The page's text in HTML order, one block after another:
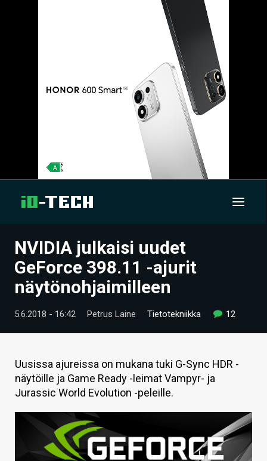
UUTISET
ARTIKKELIT
VIDEOT
TECHBBS
TIETOA
HINTA.FI
VAIHDA TEEMA
NVIDIA julkaisi uudet
GeForce 398.11 -ajurit
näytönohjaimilleen
5.6.2018 - 16:42 Petrus Laine Tietotekniikka 12
Uusissa ajureissa on mukana tuki G-Sync HDR -
näytöille ja Game Ready -leimat Vampyr- ja
Jurassic World Evolution -peleille.